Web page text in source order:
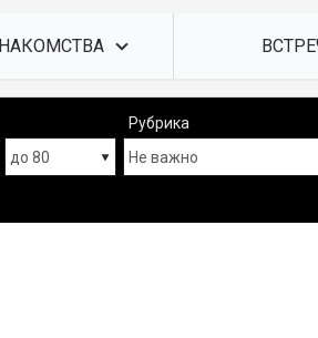
Рубрика